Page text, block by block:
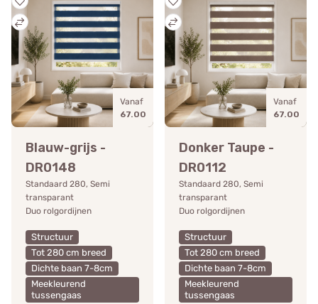
Vanaf
67.00
Blauw-grijs -
DR0148
Standaard 280, Semi
transparant
Duo rolgordijnen
Structuur
Tot 280 cm breed
Dichte baan 7-8cm
Meekleurend
tussengaas
Vanaf
67.00
Donker Taupe -
DR0112
Standaard 280, Semi
transparant
Duo rolgordijnen
Structuur
Tot 280 cm breed
Dichte baan 7-8cm
Meekleurend
tussengaas